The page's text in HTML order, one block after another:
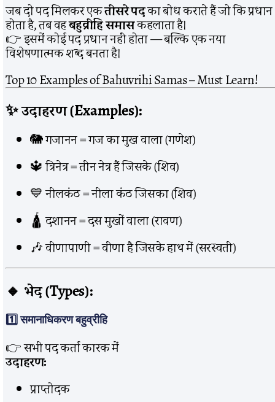
जब दो पद मिलकर एकतीसरे पदका बोध कराते हैं जो कि प्रधान
होता है, तब वहबहुव्रीहि समासकहलाता है।
👉 इसमें कोई पद प्रधान नहीं होता — बल्कि एक नया
विशेषणात्मक शब्द बनता है।
Top 10 Examples of Bahuvrihi Samas – Must Learn!
✨ उदाहरण (Examples):
🐘 गजानन = गज का मुख वाला (गणेश)
🔱 त्रिनेत्र = तीन नेत्र हैं जिसके (शिव)
💙 नीलकंठ = नीला कंठ जिसका (शिव)
🛕 दशानन = दस मुखों वाला (रावण)
🎶 वीणापाणी = वीणा है जिसके हाथ में (सरस्वती)
🔸 भेद (Types):
1️⃣समानाधिकरण बहुव्रीहि
👉 सभी पद कर्ता कारक में
उदाहरण:
प्राप्तोदक